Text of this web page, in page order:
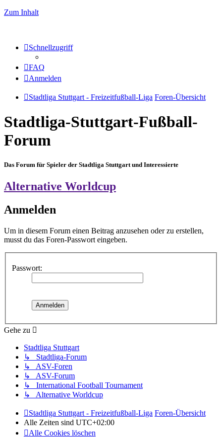
Zum Inhalt
Schnellzugriff
FAQ
Anmelden
Stadtliga Stuttgart - Freizeitfußball-Liga Foren-Übersicht
Stadtliga-Stuttgart-Fußball-
Forum
Das Forum für Spieler der Stadtliga Stuttgart und Interessierte
Alternative Worldcup
Anmelden
Um in diesem Forum einen Beitrag anzusehen oder zu erstellen,
musst du das Foren-Passwort eingeben.
Passwort:
Gehe zu
Stadtliga Stuttgart
↳ Stadtliga-Forum
↳ ASV-Foren
↳ ASV-Forum
↳ International Football Tournament
↳ Alternative Worldcup
Stadtliga Stuttgart - Freizeitfußball-Liga Foren-Übersicht
Alle Zeiten sind UTC+02:00
Alle Cookies löschen